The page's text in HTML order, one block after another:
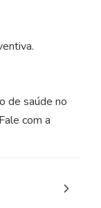
de saúde no
com a